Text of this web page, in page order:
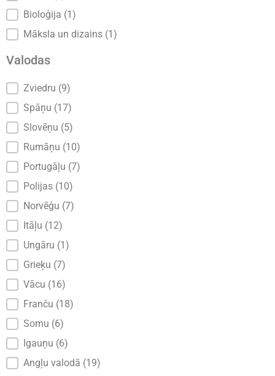
Bioloģija (1)
Māksla un dizains (1)
Valodas
Valodas
Zviedru (9)
Spāņu (17)
Slovēņu (5)
Rumāņu (10)
Portugāļu (7)
Polijas (10)
Norvēģu (7)
Itāļu (12)
Ungāru (1)
Grieķu (7)
Vācu (16)
Franču (18)
Somu (6)
Igauņu (6)
Angļu valodā (19)